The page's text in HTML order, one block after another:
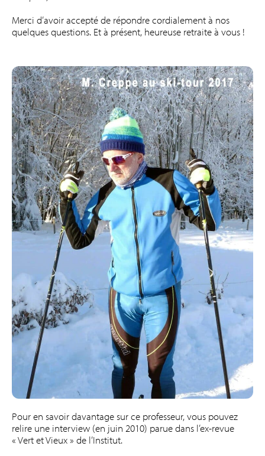
Merci d’avoir accepté de répondre cordialement à nos
quelques questions. Et à présent, heureuse retraite à vous !
Pour en savoir davantage sur ce professeur, vous pouvez
relire une interview (en juin 2010) parue dans l’ex-revue
« Vert et Vieux » de l’Institut.